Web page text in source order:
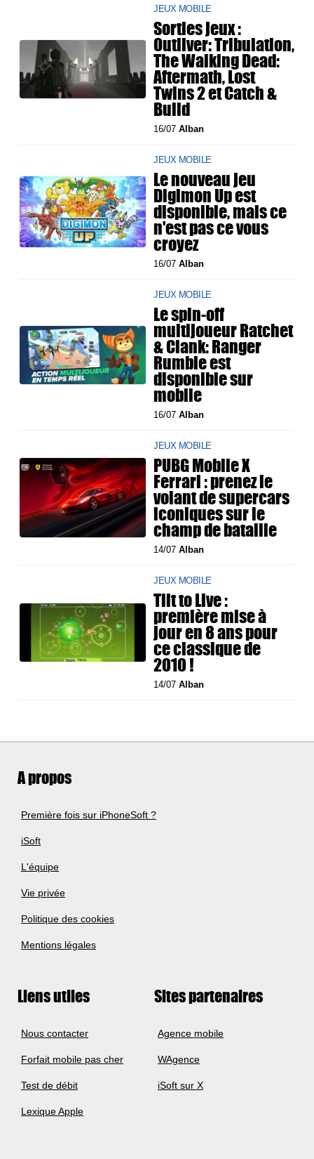
JEUX MOBILE
Sorties jeux :
Outliver: Tribulation,
The Walking Dead:
Aftermath, Lost
Twins 2 et Catch &
Build
16/07Alban
JEUX MOBILE
Le nouveau jeu
Digimon Up est
disponible, mais ce
n'est pas ce vous
croyez
16/07Alban
JEUX MOBILE
Le spin-off
multijoueur Ratchet
& Clank: Ranger
Rumble est
disponible sur
mobile
16/07Alban
JEUX MOBILE
PUBG Mobile X
Ferrari : prenez le
volant de supercars
iconiques sur le
champ de bataille
14/07Alban
JEUX MOBILE
Tilt to Live :
première mise à
jour en 8 ans pour
ce classique de
2010 !
14/07Alban
A propos
Première fois sur iPhoneSoft ?
iSoft
L'équipe
Vie privée
Politique des cookies
Mentions légales
Liens utiles
Nous contacter
Forfait mobile pas cher
Test de débit
Lexique Apple
Sites partenaires
Agence mobile
WAgence
iSoft sur X